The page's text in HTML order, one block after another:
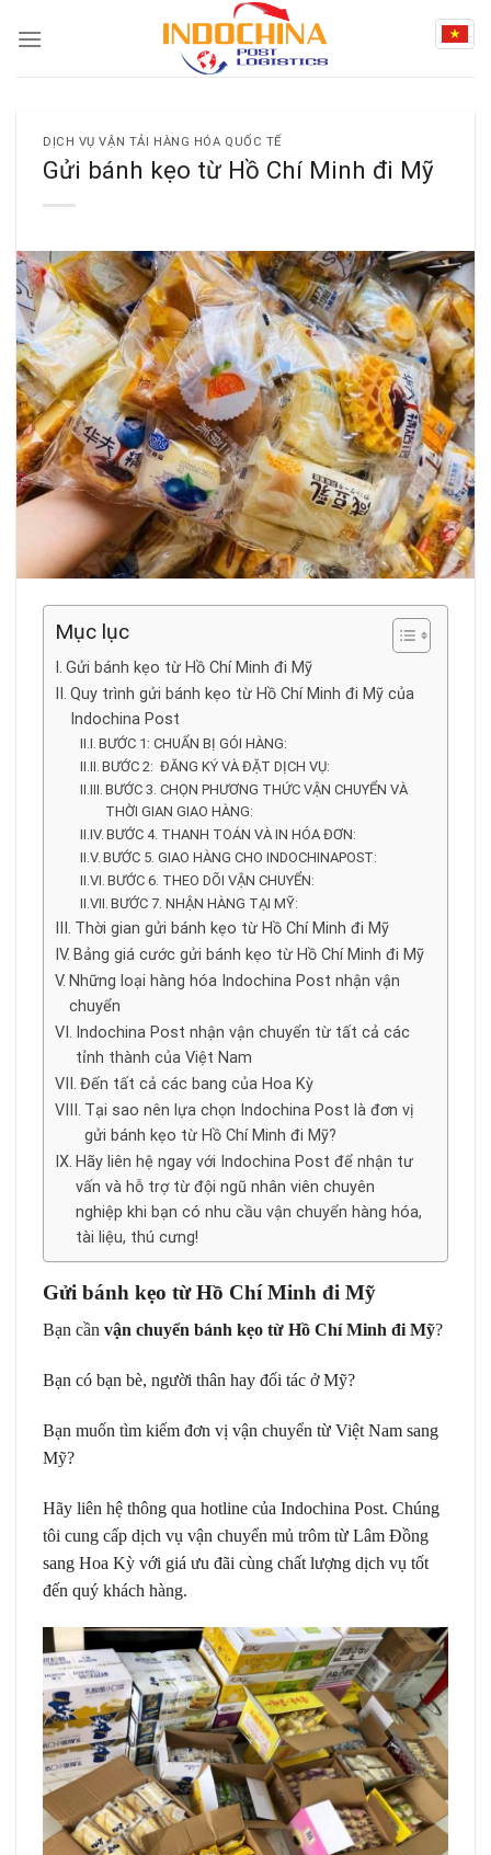
DỊCH VỤ VẬN TẢI HÀNG HÓA QUỐC TẾ
Gửi bánh kẹo từ Hồ Chí Minh đi Mỹ
Mục lục
Gửi bánh kẹo từ Hồ Chí Minh đi Mỹ
Quy trình gửi bánh kẹo từ Hồ Chí Minh đi Mỹ của
Indochina Post
BƯỚC 1: CHUẨN BỊ GÓI HÀNG:
BƯỚC 2: ĐĂNG KÝ VÀ ĐẶT DỊCH VỤ:
BƯỚC 3. CHỌN PHƯƠNG THỨC VẬN CHUYỂN VÀ
THỜI GIAN GIAO HÀNG:
BƯỚC 4. THANH TOÁN VÀ IN HÓA ĐƠN:
BƯỚC 5. GIAO HÀNG CHO INDOCHINAPOST:
BƯỚC 6. THEO DÕI VẬN CHUYỂN:
BƯỚC 7. NHẬN HÀNG TẠI MỸ:
Thời gian gửi bánh kẹo từ Hồ Chí Minh đi Mỹ
Bảng giá cước gửi bánh kẹo từ Hồ Chí Minh đi Mỹ
Những loại hàng hóa Indochina Post nhận vận
chuyển
Indochina Post nhận vận chuyển từ tất cả các
tỉnh thành của Việt Nam
Đến tất cả các bang của Hoa Kỳ
Tại sao nên lựa chọn Indochina Post là đơn vị
gửi bánh kẹo từ Hồ Chí Minh đi Mỹ?
Hãy liên hệ ngay với Indochina Post để nhận tư
vấn và hỗ trợ từ đội ngũ nhân viên chuyên
nghiệp khi bạn có nhu cầu vận chuyển hàng hóa,
tài liệu, thú cưng!
Gửi bánh kẹo từ Hồ Chí Minh đi Mỹ
Bạn cần vận chuyển bánh kẹo từ Hồ Chí Minh đi Mỹ?
Bạn có bạn bè, người thân hay đối tác ở Mỹ?
Bạn muốn tìm kiếm đơn vị vận chuyển từ Việt Nam sang
Mỹ?
Hãy liên hệ thông qua hotline của Indochina Post. Chúng
tôi cung cấp dịch vụ vận chuyển mủ trôm từ Lâm Đồng
sang Hoa Kỳ với giá ưu đãi cùng chất lượng dịch vụ tốt
đến quý khách hàng.